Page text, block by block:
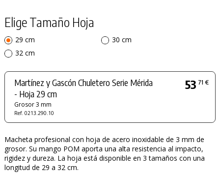
Elige Tamaño Hoja
29 cm
30 cm
32 cm
Martínez y Gascón Chuletero Serie Mérida
- Hoja 29 cm
Grosor 3 mm
Ref. 0213.290.10
53 71 €
Macheta profesional con hoja de acero inoxidable de 3 mm de
grosor. Su mango POM aporta una alta resistencia al impacto,
rigidez y dureza. La hoja está disponible en 3 tamaños con una
longitud de 29 a 32 cm.